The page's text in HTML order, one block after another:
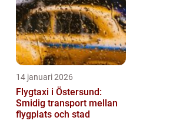
14 januari 2026
Flygtaxi i Östersund:
Smidig transport mellan
flygplats och stad